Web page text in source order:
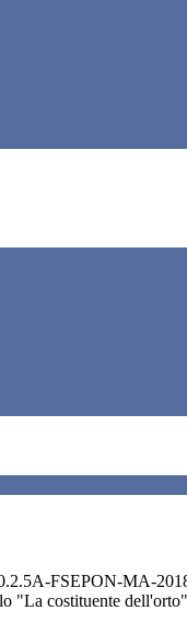
FSEPON-MA-
"La costituente dell'orto"